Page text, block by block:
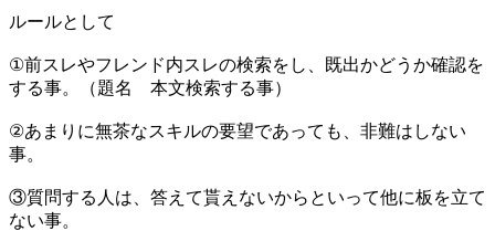
ルールとして
①前スレやフレンド内スレの検索をし、既出かどうか確認を
する事。（題名 本文検索する事）
②あまりに無茶なスキルの要望であっても、非難はしない
事。
③質問する人は、答えて貰えないからといって他に板を立て
ない事。